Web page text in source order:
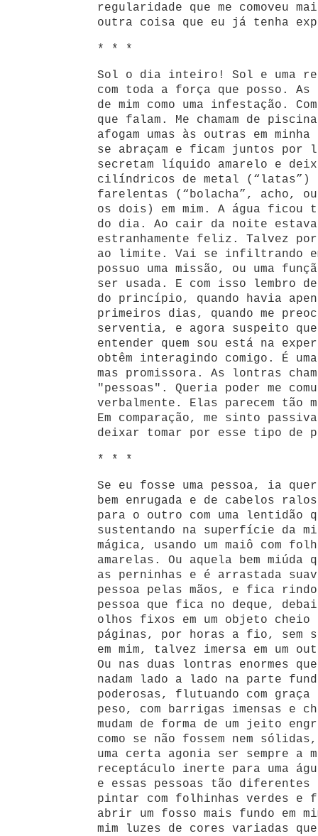
regularidade que me comoveu
outra coisa que eu já tenha
* * *
Sol o dia inteiro! Sol e uma
com toda a força que posso. As
de mim como uma infestação.
que falam. Me chamam de
afogam umas às outras em
se abraçam e ficam juntos por
secretam líquido amarelo e
cilíndricos de metal (“latas”)
farelentas (“bolacha”, acho,
os dois) em mim. A água ficou
do dia. Ao cair da noite estava
estranhamente feliz. Talvez
ao limite. Vai se infiltrando
possuo uma missão, ou uma
ser usada. E com isso lembro de
do princípio, quando havia
primeiros dias, quando me
serventia, e agora suspeito
entender quem sou está na
obtêm interagindo comigo. É
mas promissora. As lontras
"pessoas". Queria poder me
verbalmente. Elas parecem tão
Em comparação, me sinto
deixar tomar por esse tipo de
* * *
Se eu fosse uma pessoa, ia
bem enrugada e de cabelos
para o outro com uma lentidão
sustentando na superfície da
mágica, usando um maiô com
amarelas. Ou aquela bem miúda
as perninhas e é arrastada
pessoa pelas mãos, e fica
pessoa que fica no deque,
olhos fixos em um objeto
páginas, por horas a fio, sem
em mim, talvez imersa em um
Ou nas duas lontras enormes
nadam lado a lado na parte
poderosas, flutuando com graça
peso, com barrigas imensas e
mudam de forma de um jeito
como se não fossem nem
uma certa agonia ser sempre a
receptáculo inerte para uma
e essas pessoas tão diferentes
pintar com folhinhas verdes e
abrir um fosso mais fundo em
mim luzes de cores variadas